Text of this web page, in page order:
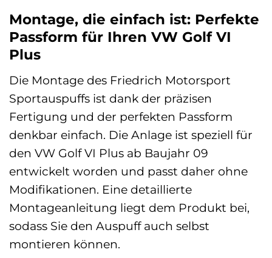
Montage, die einfach ist: Perfekte
Passform für Ihren VW Golf VI
Plus
Die Montage des Friedrich Motorsport
Sportauspuffs ist dank der präzisen
Fertigung und der perfekten Passform
denkbar einfach. Die Anlage ist speziell für
den VW Golf VI Plus ab Baujahr 09
entwickelt worden und passt daher ohne
Modifikationen. Eine detaillierte
Montageanleitung liegt dem Produkt bei,
sodass Sie den Auspuff auch selbst
montieren können.